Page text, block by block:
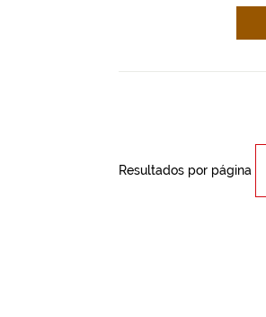
Resultados por página